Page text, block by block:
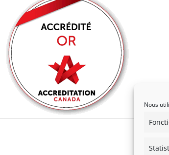
Nous